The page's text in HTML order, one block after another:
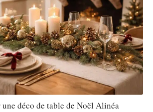
déco de table de Noël Alinéa